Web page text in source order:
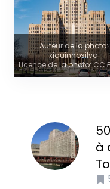
Auteur de la photo:
xiquinhosilva
Licence de la photo: CC
à